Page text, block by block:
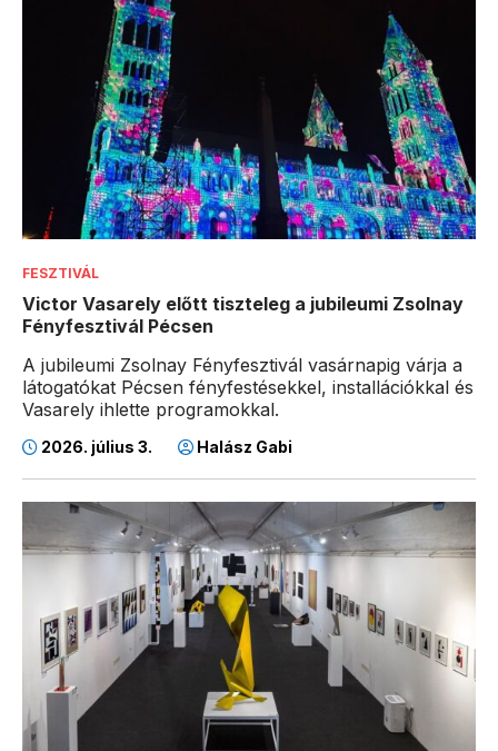
FESZTIVÁL
Victor Vasarely előtt tiszteleg a jubileumi Zsolnay
Fényfesztivál Pécsen
A jubileumi Zsolnay Fényfesztivál vasárnapig várja a
látogatókat Pécsen fényfestésekkel, installációkkal és
Vasarely ihlette programokkal.
2026. július 3. Halász Gabi